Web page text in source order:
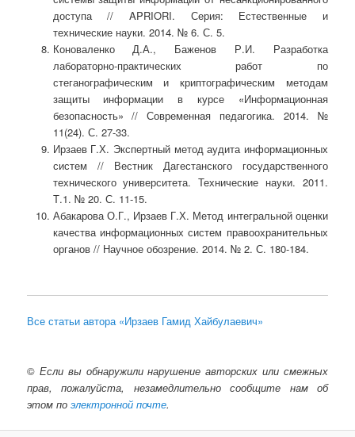
доступа // APRIORI. Серия: Естественные и
технические науки. 2014. № 6. С. 5.
Коноваленко Д.А., Баженов Р.И. Разработка
лабораторно-практических работ по
стеганографическим и криптографическим методам
защиты информации в курсе «Информационная
безопасность» // Современная педагогика. 2014. №
11(24). С. 27-33.
Ирзаев Г.Х. Экспертный метод аудита информационных
систем // Вестник Дагестанского государственного
технического университета. Технические науки. 2011.
Т.1. № 20. С. 11-15.
Абакарова О.Г., Ирзаев Г.Х. Метод интегральной оценки
качества информационных систем правоохранительных
органов // Научное обозрение. 2014. № 2. С. 180-184.
Все статьи автора «Ирзаев Гамид Хайбулаевич»
© Если вы обнаружили нарушение авторских или смежных
прав, пожалуйста, незамедлительно сообщите нам об
этом поэлектронной почте.